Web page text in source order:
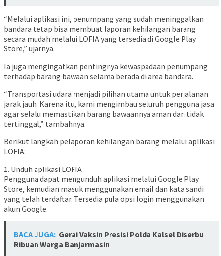
“Melalui aplikasi ini, penumpang yang sudah meninggalkan
bandara tetap bisa membuat laporan kehilangan barang
secara mudah melalui LOFIA yang tersedia di Google Play
Store,” ujarnya.
Ia juga mengingatkan pentingnya kewaspadaan penumpang
terhadap barang bawaan selama berada di area bandara.
“Transportasi udara menjadi pilihan utama untuk perjalanan
jarak jauh. Karena itu, kami mengimbau seluruh pengguna jasa
agar selalu memastikan barang bawaannya aman dan tidak
tertinggal,” tambahnya.
Berikut langkah pelaporan kehilangan barang melalui aplikasi
LOFIA:
1. Unduh aplikasi LOFIA
Pengguna dapat mengunduh aplikasi melalui Google Play
Store, kemudian masuk menggunakan email dan kata sandi
yang telah terdaftar. Tersedia pula opsi login menggunakan
akun Google.
BACA JUGA: Gerai Vaksin Presisi Polda Kalsel Diserbu
Ribuan Warga Banjarmasin